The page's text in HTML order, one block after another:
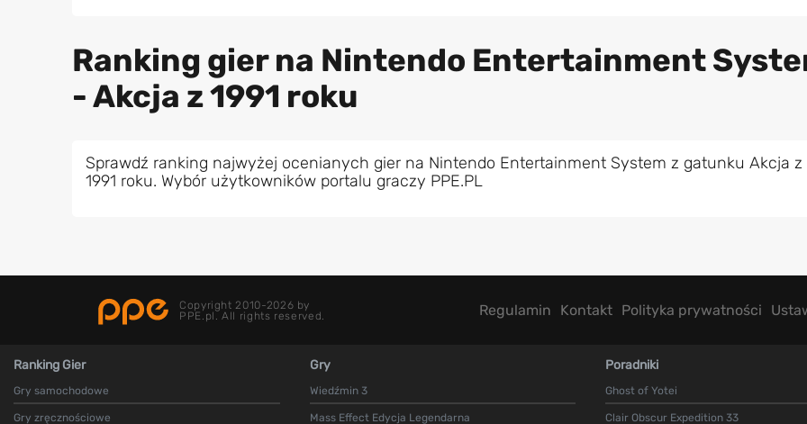
Ranking gier na Nintendo Entertainment
- Akcja z 1991 roku
Sprawdź ranking najwyżej ocenianych gier na Nintendo Entertainment System z gatunku Akcja z
1991 roku. Wybór użytkowników portalu graczy PPE.PL
Copyright 2010-2026 by
PPE.pl. All rights reserved.
Regulamin Kontakt Polityka prywatności
Ranking Gier
Gry samochodowe
Gry zręcznościowe
Gry
Wiedźmin 3
Mass Effect Edycja Legendarna
Poradniki
Ghost of Yotei
Clair Obscur Expedition 33